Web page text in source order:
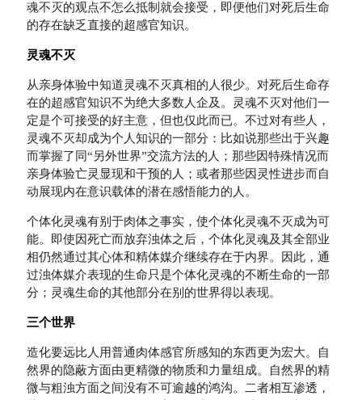
魂不灭的观点不怎么抵制就会接受，即便他们对死后生命
的存在缺乏直接的超感官知识。
灵魂不灭
从亲身体验中知道灵魂不灭真相的人很少。对死后生命存
在的超感官知识不为绝大多数人企及。灵魂不灭对他们一
定是个可接受的好主意，但也仅此而已。不过对有些人，
灵魂不灭却成为个人知识的一部分：比如说那些出于兴趣
而掌握了同“另外世界”交流方法的人；那些因特殊情况而
亲身体验亡灵显现和干预的人；或者那些因灵性进步而自
动展现内在意识载体的潜在感悟能力的人。
个体化灵魂有别于肉体之事实，使个体化灵魂不灭成为可
能。即使因死亡而放弃浊体之后，个体化灵魂及其全部业
相仍然通过其心体和精体媒介继续存在于内界。因此，通
过浊体媒介表现的生命只是个体化灵魂的不断生命的一部
分；灵魂生命的其他部分在别的世界得以表现。
三个世界
造化要远比人用普通肉体感官所感知的东西更为宏大。自
然界的隐蔽方面由更精微的物质和力量组成。自然界的精
微与粗浊方面之间没有不可逾越的鸿沟。二者相互渗透，